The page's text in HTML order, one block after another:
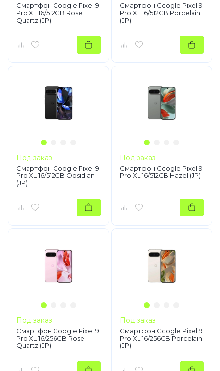
Смартфон Google Pixel 9
Pro XL 16/512GB Rose
Quartz (JP)
Смартфон Google Pixel 9
Pro XL 16/512GB Porcelain
(JP)
Под заказ
Смартфон Google Pixel 9
Pro XL 16/512GB Obsidian
(JP)
Под заказ
Смартфон Google Pixel 9
Pro XL 16/512GB Hazel (JP)
Под заказ
Смартфон Google Pixel 9
Pro XL 16/256GB Rose
Quartz (JP)
Под заказ
Смартфон Google Pixel 9
Pro XL 16/256GB Porcelain
(JP)